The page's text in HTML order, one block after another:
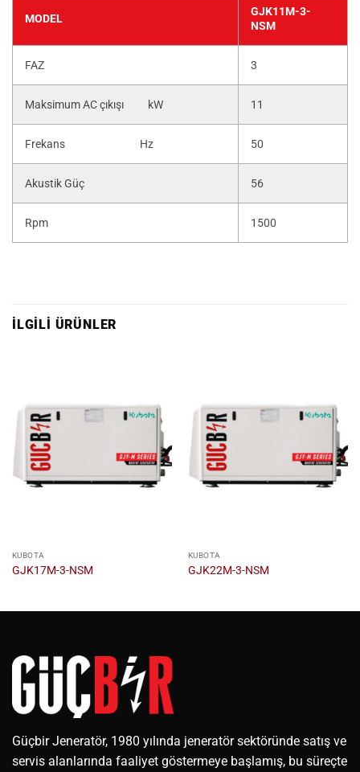
MODEL
GJK11M-3-
NSM
FAZ 3
Maksimum AC çıkışı kW 11
Frekans Hz 50
Akustik Güç 56
Rpm 1500
İLGILI ÜRÜNLER
KUBOTA
GJK17M-3-NSM
KUBOTA
GJK22M-3-NSM
Güçbir Jeneratör, 1980 yılında jeneratör sektöründe satış ve
servis alanlarında faaliyet göstermeye başlamış, bu süreçte